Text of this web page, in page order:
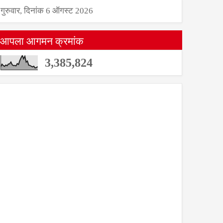
गुरुवार, दिनांक 6 ऑगस्ट 2026
आपला आगमन क्रमांक
3,385,824